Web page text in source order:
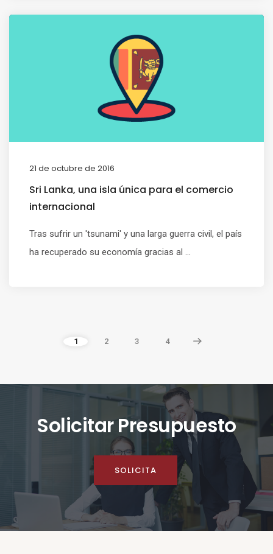
21 de octubre de 2016
Sri Lanka, una isla única para el comercio
internacional
Tras sufrir un 'tsunami' y una larga guerra civil, el país
ha recuperado su economía gracias al ...
1 2 3 4
Solicitar Presupuesto
SOLICITA